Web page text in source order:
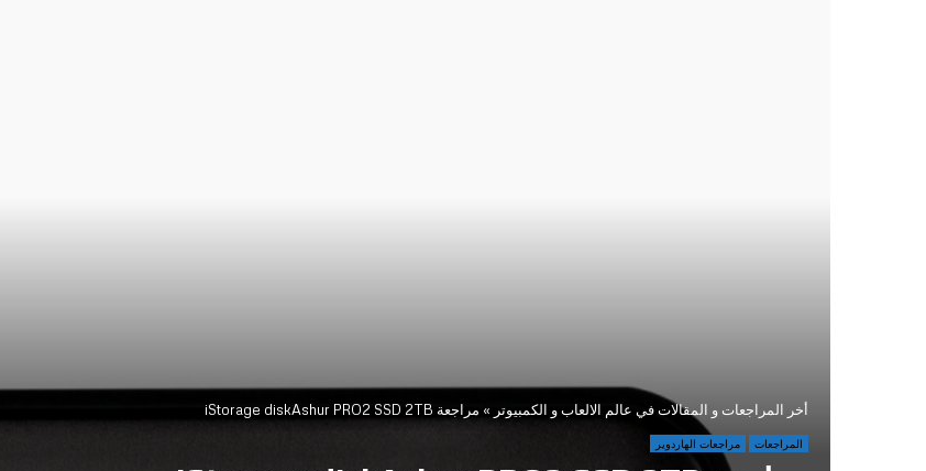
أخر المراجعات و المقالات في عالم الالعاب و الكمبيوتر » مراجعة iStorage diskAshur PRO2 SSD 2TB
المراجعات مراجعات الهاردوير